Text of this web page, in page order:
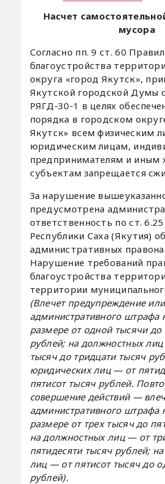
Насчет
мусора
Согласно пп. 9 ст. 60 Правил
благоустройства
округа «город Якутск»,
Якутской городской Думы
РЯГД-30-1 в целях
порядка в городском
Якутск» всем физическим
юридическим лицам,
предпринимателям и иным
субъектам запрещается
За нарушение
предусмотрена
ответственность по ст.
Республики Саха (Якутия) об
административных
Нарушение требований
благоустройства
территории
(Влечет предупреждение
административного штрафа
размере от одной тысячи до
рублей; на должностных
тысяч до тридцати тысяч
юридических лиц — от
пятисот тысяч рублей.
совершение действий —
административного штрафа
размере от трех тысяч до
на должностных лиц — от
пятидесяти тысяч рублей;
лиц — от пятисот тысяч до
рублей).